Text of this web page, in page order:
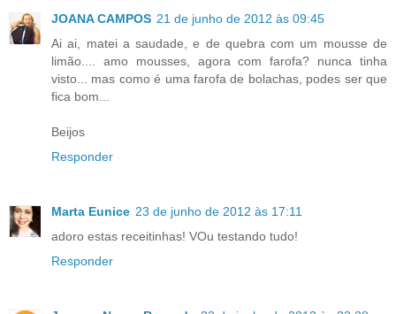
JOANA CAMPOS 21 de junho de 2012 às 09:45
Ai ai, matei a saudade, e de quebra com um mousse de
limão.... amo mousses, agora com farofa? nunca tinha
visto... mas como é uma farofa de bolachas, podes ser que
fica bom...
Beijos
Responder
Marta Eunice 23 de junho de 2012 às 17:11
adoro estas receitinhas! VOu testando tudo!
Responder